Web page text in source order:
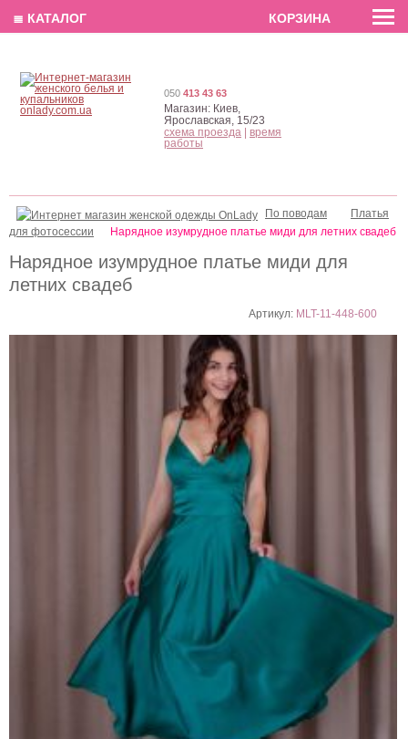
EN РУС
Нарядное изумрудное платье миди для
летних свадеб
Артикул: MLT-11-448-600
По поводам
Платья
для фотосессии
Нарядное изумрудное платье миди для летних свадеб
050 413 43 63
Магазин: Киев,
Ярославская, 15/23
схема проезда
время
работы
≣ КАТАЛОГ КОРЗИНА